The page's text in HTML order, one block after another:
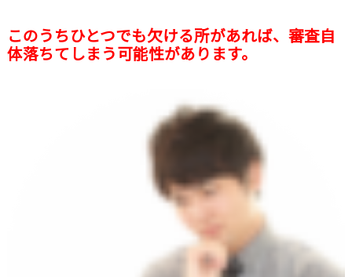
このうちひとつでも欠ける所があれば、審査自
体落ちてしまう可能性があります。